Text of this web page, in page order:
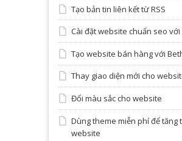
Tạo bản tin liên kết từ RSS
Cài đặt website chuẩn seo
Tạo website bán hàng với
Thay giao diện mới cho
Đổi màu sắc cho website
Dùng theme miễn phí để tăng
website